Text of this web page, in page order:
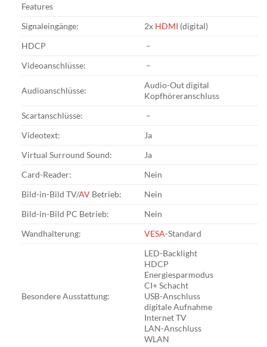
Features
Signaleingänge:
2x HDMI (digital)
HDCP
–
Videoanschlüsse:
–
Audioanschlüsse:
Audio-Out digital
Kopfhöreranschluss
Scartanschlüsse:
–
Videotext:
Ja
Virtual Surround Sound:
Ja
Card-Reader:
Nein
Bild-in-Bild TV/AVBetrieb:
Nein
Bild-in-Bild PC Betrieb:
Nein
Wandhalterung:
VESA-Standard
Besondere Ausstattung:
LED-Backlight
HDCP
Energiesparmodus
CI+ Schacht
USB-Anschluss
digitale Aufnahme
Internet TV
LAN-Anschluss
WLAN